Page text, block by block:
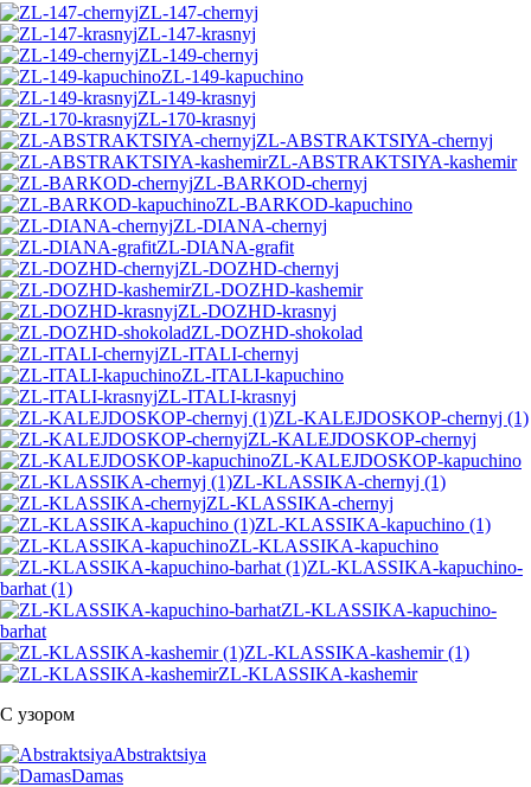
ZL-147-chernyj
ZL-147-krasnyj
ZL-149-chernyj
ZL-149-kapuchino
ZL-149-krasnyj
ZL-170-krasnyj
ZL-ABSTRAKTSIYA-chernyj
ZL-ABSTRAKTSIYA-kashemir
ZL-BARKOD-chernyj
ZL-BARKOD-kapuchino
ZL-DIANA-chernyj
ZL-DIANA-grafit
ZL-DOZHD-chernyj
ZL-DOZHD-kashemir
ZL-DOZHD-krasnyj
ZL-DOZHD-shokolad
ZL-ITALI-chernyj
ZL-ITALI-kapuchino
ZL-ITALI-krasnyj
ZL-KALEJDOSKOP-chernyj (1)
ZL-KALEJDOSKOP-chernyj
ZL-KALEJDOSKOP-kapuchino
ZL-KLASSIKA-chernyj (1)
ZL-KLASSIKA-chernyj
ZL-KLASSIKA-kapuchino (1)
ZL-KLASSIKA-kapuchino
ZL-KLASSIKA-kapuchino-
barhat (1)
ZL-KLASSIKA-kapuchino-
barhat
ZL-KLASSIKA-kashemir (1)
ZL-KLASSIKA-kashemir
С узором
Abstraktsiya
Damas